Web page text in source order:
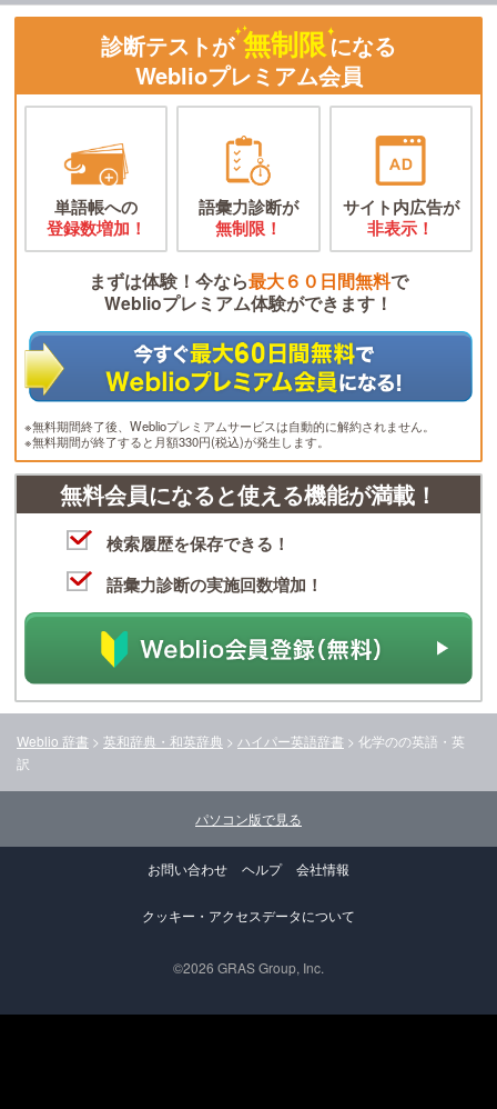
診断テストが 無制限になる
Weblioプレミアム会員
単語帳への
登録数増加！
語彙力診断が
無制限！
サイト内広告が
非表示！
まずは体験！今なら最大６０日間無料で
Weblioプレミアム体験ができます！
※無料期間終了後、Weblioプレミアムサービスは自動的に解約されません。
※無料期間が終了すると月額330円(税込)が発生します。
無料会員になると使える機能が満載！
検索履歴を保存できる！
語彙力診断の実施回数増加！
Weblio 辞書 > 英和辞典・和英辞典 > ハイパー英語辞書 > 化学のの英語・英
訳
パソコン版で見る
お問い合わせ ヘルプ 会社情報
クッキー・アクセスデータについて
©2026 GRAS Group, Inc.